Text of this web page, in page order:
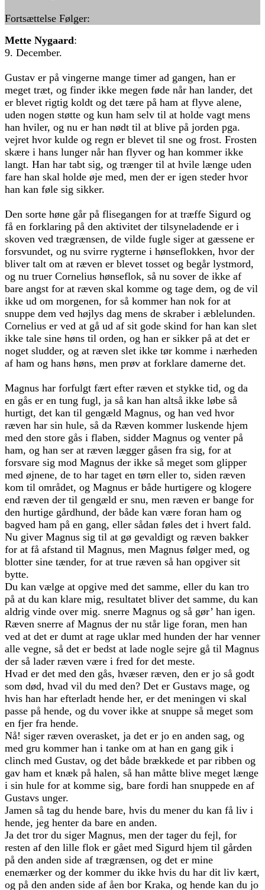
Fortsættelse Følger:
Mette Nygaard:
9. December.
Gustav er på vingerne mange timer ad gangen, han er
meget træt, og finder ikke megen føde når han lander, det
er blevet rigtig koldt og det tære på ham at flyve alene,
uden nogen støtte og kun ham selv til at holde vagt mens
han hviler, og nu er han nødt til at blive på jorden pga.
vejret hvor kulde og regn er blevet til sne og frost. Frosten
skære i hans lunger når han flyver og han kommer ikke
langt. Han har tabt sig, og trænger til at hvile længe uden
fare han skal holde øje med, men der er igen steder hvor
han kan føle sig sikker.
Den sorte høne går på flisegangen for at træffe Sigurd og
få en forklaring på den aktivitet der tilsyneladende er i
skoven ved trægrænsen, de vilde fugle siger at gæssene er
forsvundet, og nu svirre rygterne i hønseflokken, hvor der
bliver talt om at ræven er blevet tosset og begår lystmord,
og nu truer Cornelius hønseflok, så nu sover de ikke af
bare angst for at ræven skal komme og tage dem, og de vil
ikke ud om morgenen, for så kommer han nok for at
snuppe dem ved højlys dag mens de skraber i æblelunden.
Cornelius er ved at gå ud af sit gode skind for han kan slet
ikke tale sine høns til orden, og han er sikker på at det er
noget sludder, og at ræven slet ikke tør komme i nærheden
af ham og hans høns, men prøv at forklare damerne det.
Magnus har forfulgt fært efter ræven et stykke tid, og da
en gås er en tung fugl, ja så kan han altså ikke løbe så
hurtigt, det kan til gengæld Magnus, og han ved hvor
ræven har sin hule, så da Ræven kommer luskende hjem
med den store gås i flaben, sidder Magnus og venter på
ham, og han ser at ræven lægger gåsen fra sig, for at
forsvare sig mod Magnus der ikke så meget som glipper
med øjnene, de to har taget en tørn eller to, siden ræven
kom til området, og Magnus er både hurtigere og klogere
end ræven der til gengæld er snu, men ræven er bange for
den hurtige gårdhund, der både kan være foran ham og
bagved ham på en gang, eller sådan føles det i hvert fald.
Nu giver Magnus sig til at gø gevaldigt og ræven bakker
for at få afstand til Magnus, men Magnus følger med, og
blotter sine tænder, for at true ræven så han opgiver sit
bytte.
Du kan vælge at opgive med det samme, eller du kan tro
på at du kan klare mig, resultatet bliver det samme, du kan
aldrig vinde over mig. snerre Magnus og så gør’ han igen.
Ræven snerre af Magnus der nu står lige foran, men han
ved at det er dumt at rage uklar med hunden der har venner
alle vegne, så det er bedst at lade nogle sejre gå til Magnus
der så lader ræven være i fred for det meste.
Hvad er det med den gås, hvæser ræven, den er jo så godt
som død, hvad vil du med den? Det er Gustavs mage, og
hvis han har efterladt hende her, er det meningen vi skal
passe på hende, og du vover ikke at snuppe så meget som
en fjer fra hende.
Nå! siger ræven overasket, ja det er jo en anden sag, og
med gru kommer han i tanke om at han en gang gik i
clinch med Gustav, og det både brækkede et par ribben og
gav ham et knæk på halen, så han måtte blive meget længe
i sin hule for at komme sig, bare fordi han snuppede en af
Gustavs unger.
Jamen så tag du hende bare, hvis du mener du kan få liv i
hende, jeg henter da bare en anden.
Ja det tror du siger Magnus, men der tager du fejl, for
resten af den lille flok er gået med Sigurd hjem til gården
på den anden side af trægrænsen, og det er mine
enemærker og der kommer du ikke hvis du har dit liv kært,
og på den anden side af åen bor Kraka, og hende kan du jo